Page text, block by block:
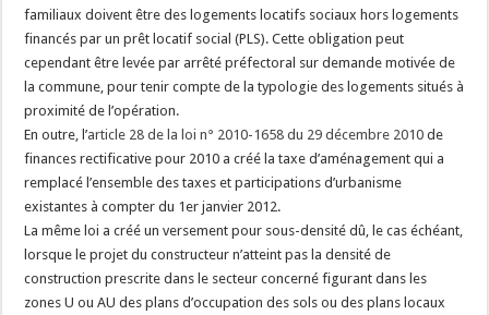
familiaux doivent être des logements locatifs sociaux hors logements
financés par un prêt locatif social (PLS). Cette obligation peut
cependant être levée par arrêté préfectoral sur demande motivée de
la commune, pour tenir compte de la typologie des logements situés à
proximité de l’opération.
En outre, l’article 28 de la loi n° 2010-1658 du 29 décembre 2010 de
finances rectificative pour 2010 a créé la taxe d’aménagement qui a
remplacé l’ensemble des taxes et participations d’urbanisme
existantes à compter du 1er janvier 2012.
La même loi a créé un versement pour sous-densité dû, le cas échéant,
lorsque le projet du constructeur n’atteint pas la densité de
construction prescrite dans le secteur concerné figurant dans les
zones U ou AU des plans d’occupation des sols ou des plans locaux